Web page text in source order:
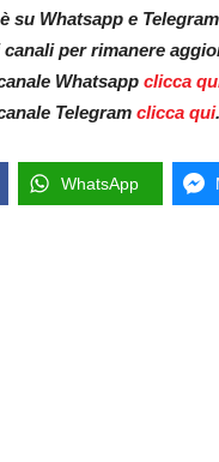
su Whatsapp e
per rimanere
Whatsapp clicca
Telegram clicca qui.
WhatsApp